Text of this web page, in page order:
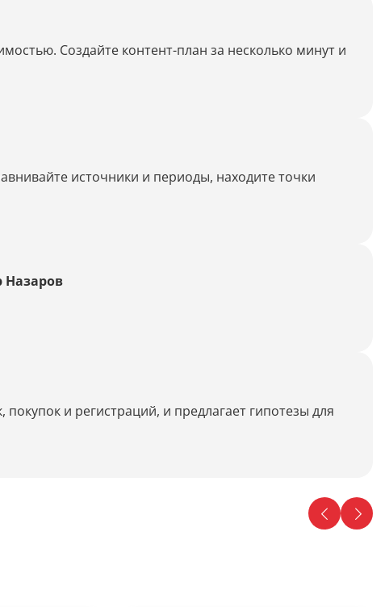
Создайте контент-план за несколько минут и
источники и периоды, находите точки
Назаров
и регистраций, и предлагает гипотезы для